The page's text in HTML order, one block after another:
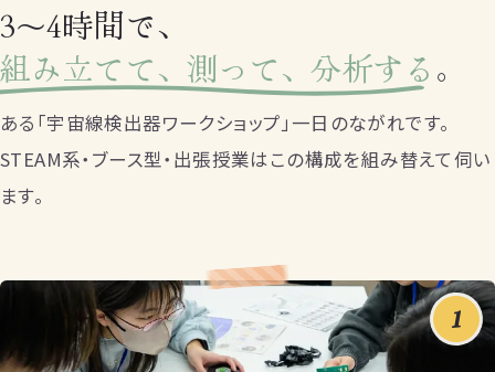
3〜4時間で、
組み立てて、測って、分析する 。
ある「宇宙線検出器ワークショップ」一日のながれです。
STEAM系・ブース型・出張授業はこの構成を組み替えて伺い
ます。
1